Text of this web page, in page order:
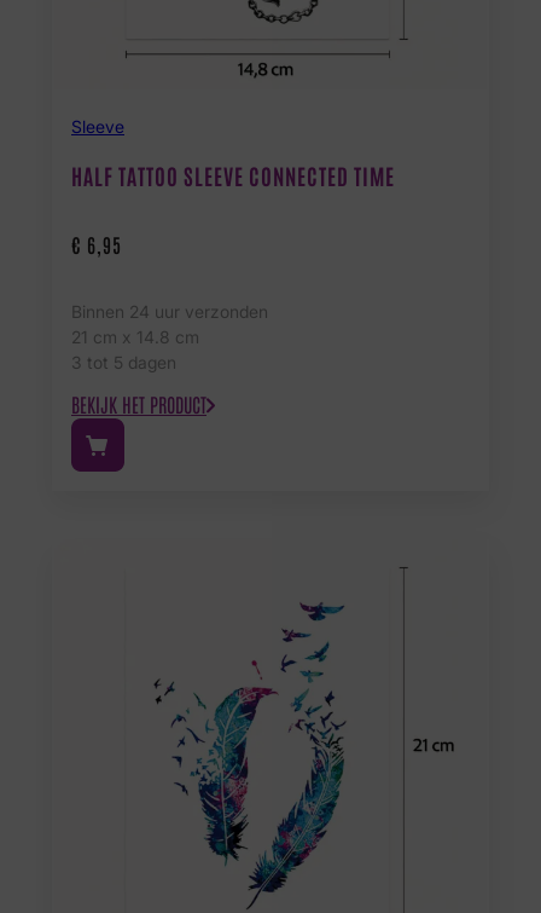
Sleeve
HALF TATTOO SLEEVE CONNECTED TIME
€ 6,95
Binnen 24 uur verzonden
21 cm x 14.8 cm
3 tot 5 dagen
BEKIJK HET PRODUCT